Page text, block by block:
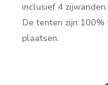
inclusief 4 zijwanden.
De tenten zijn
plaatsen.